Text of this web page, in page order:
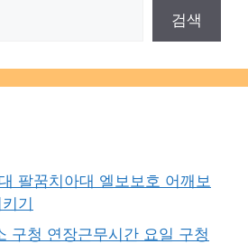
검색
팔꿈치아대 엘보보호 어깨보
기
구청 연장근무시간 요일 구청